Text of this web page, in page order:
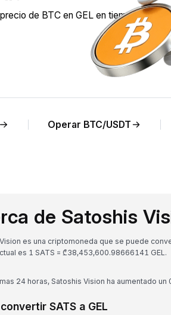
de BTC en GEL en tiempo
Operar BTC/USDT
de Satoshis
es una criptomoneda que se puede
es 1 SATS = ₾38,453,600.98666141 GEL.
24 horas, Satoshis Vision ha aumentado un
SATS a GEL